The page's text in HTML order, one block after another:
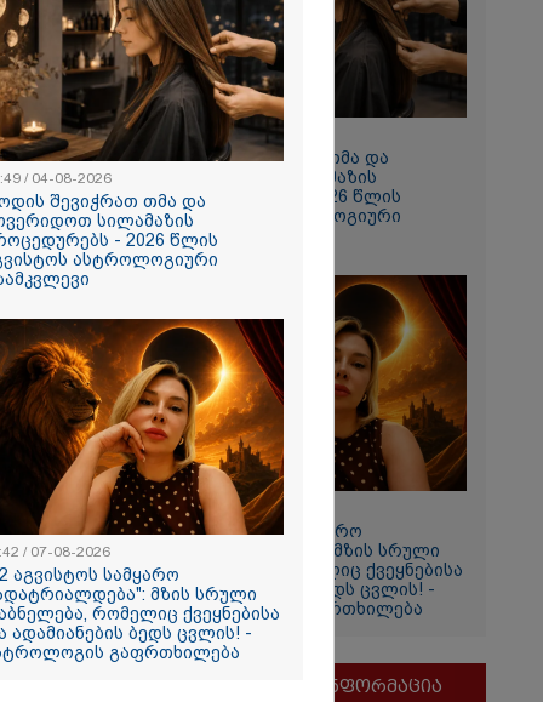
და 60
-
10:49 / 04-08-2026
როდის შევიჭრათ თმა და
მოვერიდოთ სილამაზის
პროცედურებს - 2026 წლის
აგვისტოს ასტროლოგიური
გზამკვლევი
11:42 / 07-08-2026
"12 აგვისტოს სამყარო
გადატრიალდება": მზის სრული
დაბნელება, რომელიც ქვეყნებისა
და ადამიანების ბედს ცვლის! -
ასტროლოგის გაფრთხილება
მნიშვნელოვანი ინფორმაცია
/ 04-08-2026
შევიჭრათ თმა და
სილამაზის
- 2026 წლის
ასტროლოგიური
/ 07-08-2026
აგვისტოს სამყარო
მზის სრული
რომელიც ქვეყნებისა
ადამიანების ბედს ცვლის! -
გაფრთხილება